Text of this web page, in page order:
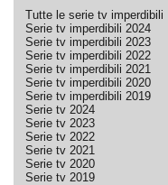
Tutte le serie tv imperdibili
Serie tv imperdibili 2024
Serie tv imperdibili 2023
Serie tv imperdibili 2022
Serie tv imperdibili 2021
Serie tv imperdibili 2020
Serie tv imperdibili 2019
Serie tv 2024
Serie tv 2023
Serie tv 2022
Serie tv 2021
Serie tv 2020
Serie tv 2019